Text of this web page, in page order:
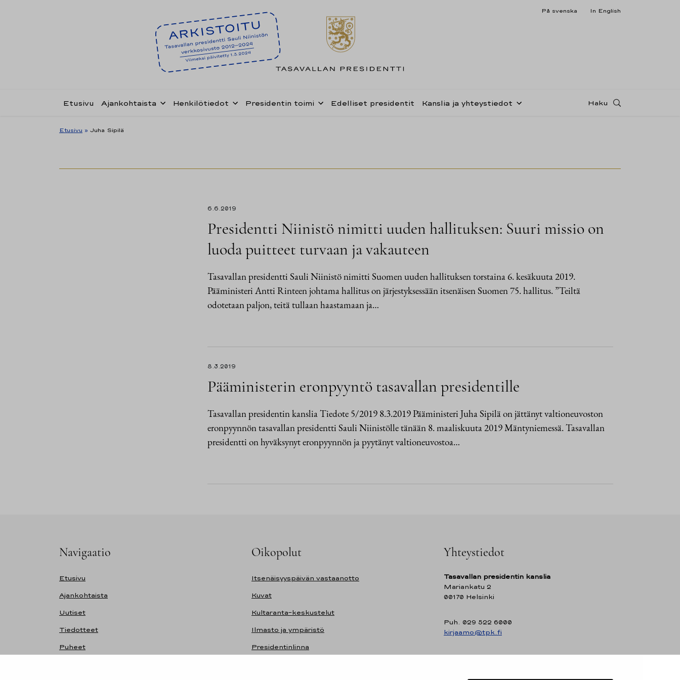
På svenska In English
Etusivu Ajankohtaista Henkilötiedot Presidentin toimi Edelliset presidentit Kanslia ja yhteystiedot Haku
Etusivu » Juha Sipilä
6.6.2019
Presidentti Niinistö nimitti uuden hallituksen: Suuri missio on
luoda puitteet turvaan ja vakauteen
Tasavallan presidentti Sauli Niinistö nimitti Suomen uuden hallituksen torstaina 6. kesäkuuta 2019.
Pääministeri Antti Rinteen johtama hallitus on järjestyksessään itsenäisen Suomen 75. hallitus. ”Teiltä
odotetaan paljon, teitä tullaan haastamaan ja…
8.3.2019
Pääministerin eronpyyntö tasavallan presidentille
Tasavallan presidentin kanslia Tiedote 5/2019 8.3.2019 Pääministeri Juha Sipilä on jättänyt valtioneuvoston
eronpyynnön tasavallan presidentti Sauli Niinistölle tänään 8. maaliskuuta 2019 Mäntyniemessä. Tasavallan
presidentti on hyväksynyt eronpyynnön ja pyytänyt valtioneuvostoa…
Navigaatio
Etusivu
Ajankohtaista
Uutiset
Tiedotteet
Puheet
Oikopolut
Itsenäisyyspäivän vastaanotto
Kuvat
Kultaranta-keskustelut
Ilmasto ja ympäristö
Presidentinlinna
Yhteystiedot
Tasavallan presidentin kanslia
Mariankatu 2
00170 Helsinki
Puh. 029 522 6000
kirjaamo@tpk.fi